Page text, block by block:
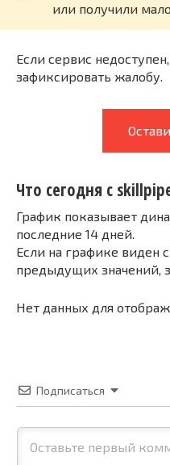
или получили
Если сервис
зафиксировать жалобу.
Что сегодня с
График показывает
последние 14 дней.
Если на графике виден
предыдущих значений,
Нет данных для
Подписаться